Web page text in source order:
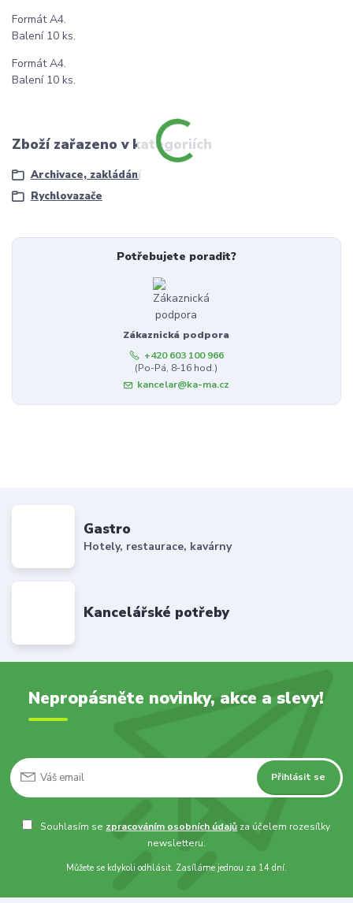
Formát A4.
Balení 10 ks.
Formát A4.
Balení 10 ks.
Zboží zařazeno v kategoriích
Archivace, zakládání
Rychlovazače
Potřebujete poradit?
Zákaznická podpora
+420 603 100 966
(Po-Pá, 8-16 hod.)
kancelar@ka-ma.cz
Gastro
Hotely, restaurace, kavárny
Kancelářské potřeby
Nepropásněte novinky, akce a slevy!
Přihlásit se
Souhlasím se zpracováním osobních údajů za účelem rozesílky
newsletteru.
Můžete se kdykoli odhlásit. Zasíláme jednou za 14 dní.